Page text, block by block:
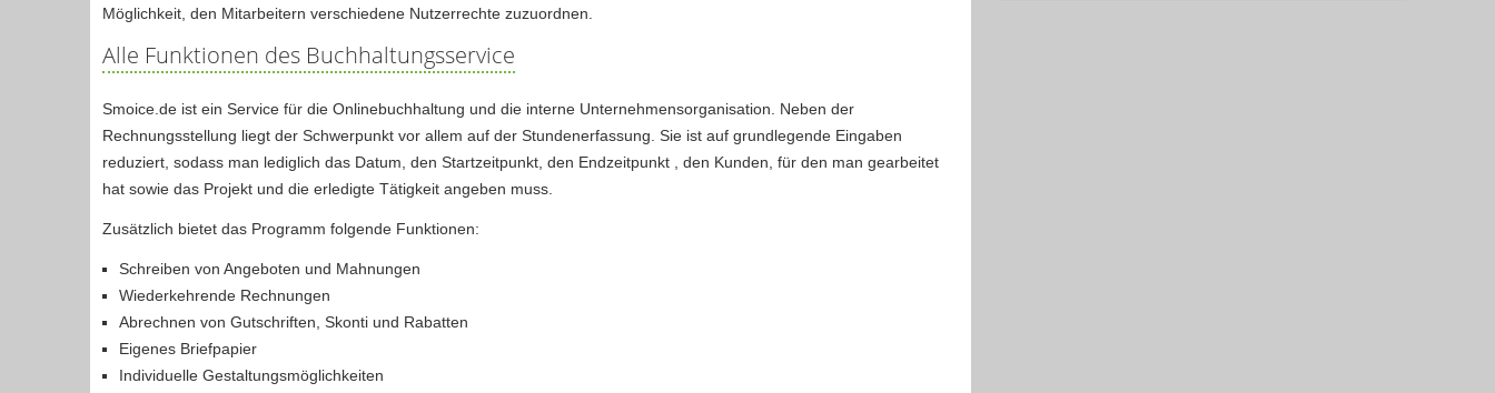
Möglichkeit, den Mitarbeitern verschiedene Nutzerrechte zuzuordnen.
Alle Funktionen des Buchhaltungsservice
Smoice.de ist ein Service für die Onlinebuchhaltung und die interne Unternehmensorganisation. Neben der
Rechnungsstellung liegt der Schwerpunkt vor allem auf der Stundenerfassung. Sie ist auf grundlegende Eingaben
reduziert, sodass man lediglich das Datum, den Startzeitpunkt, den Endzeitpunkt , den Kunden, für den man gearbeitet
hat sowie das Projekt und die erledigte Tätigkeit angeben muss.
Zusätzlich bietet das Programm folgende Funktionen:
Schreiben von Angeboten und Mahnungen
Wiederkehrende Rechnungen
Abrechnen von Gutschriften, Skonti und Rabatten
Eigenes Briefpapier
Individuelle Gestaltungsmöglichkeiten